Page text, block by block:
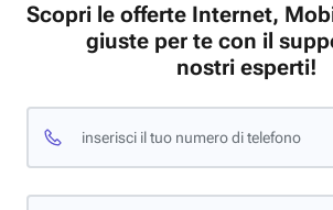
Scopri le offerte Internet,
giuste per te con il
nostri esperti!
inserisci il tuo numero di telefono